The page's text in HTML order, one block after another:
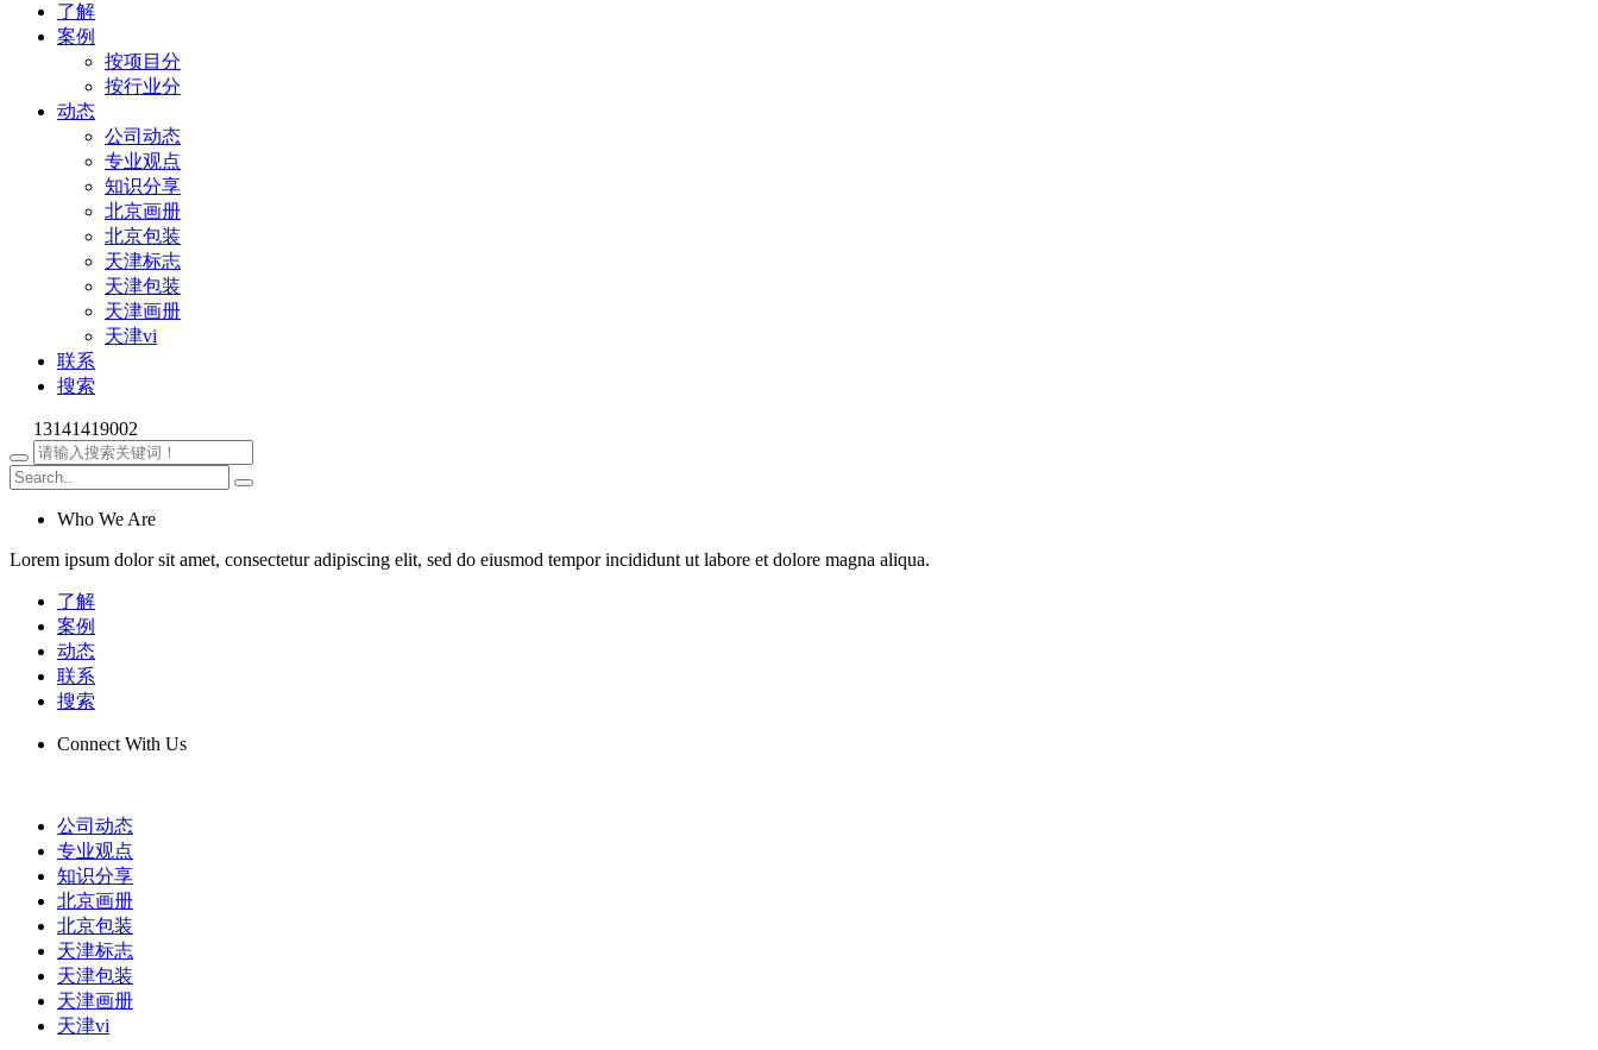
了解
案例
按项目分
按行业分
动态
公司动态
专业观点
知识分享
北京画册
北京包装
天津标志
天津包装
天津画册
天津vi
联系
搜索
13141419002
Who We Are
Lorem ipsum dolor sit amet, consectetur adipiscing elit, sed do eiusmod tempor incididunt ut labore et dolore magna aliqua.
了解
案例
动态
联系
搜索
Connect With Us
公司动态
专业观点
知识分享
北京画册
北京包装
天津标志
天津包装
天津画册
天津vi